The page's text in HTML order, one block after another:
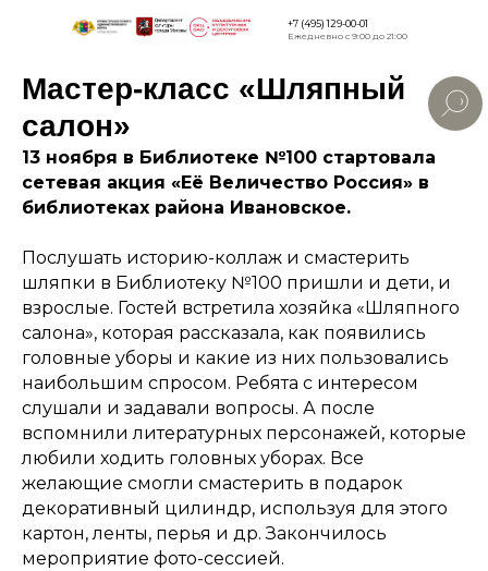
Версия для
+7 (495) 129-00-01
Ежедневно с 9:00 до 21:00
Мастер-класс «Шляпный
салон»
13 ноября в Библиотеке №100 стартовала
сетевая акция «Её Величество Россия» в
библиотеках района Ивановское.
Послушать историю-коллаж и смастерить
шляпки в Библиотеку №100 пришли и дети, и
взрослые. Гостей встретила хозяйка «Шляпного
салона», которая рассказала, как появились
головные уборы и какие из них пользовались
наибольшим спросом. Ребята с интересом
слушали и задавали вопросы. А после
вспомнили литературных персонажей, которые
любили ходить головных уборах. Все
желающие смогли смастерить в подарок
декоративный цилиндр, используя для этого
картон, ленты, перья и др. Закончилось
мероприятие фото-сессией.